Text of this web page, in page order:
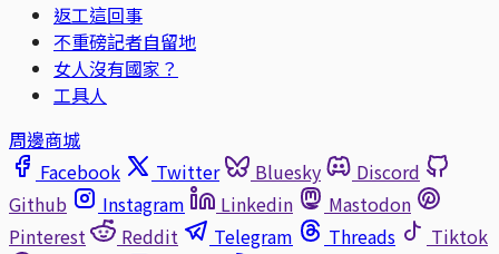
返工這回事
不重磅記者自留地
女人沒有國家？
工具人
周邊商城
Facebook
Twitter Bluesky
Discord
Github
Instagram Linkedin
Mastodon
Pinterest
Reddit Telegram Threads
Tiktok